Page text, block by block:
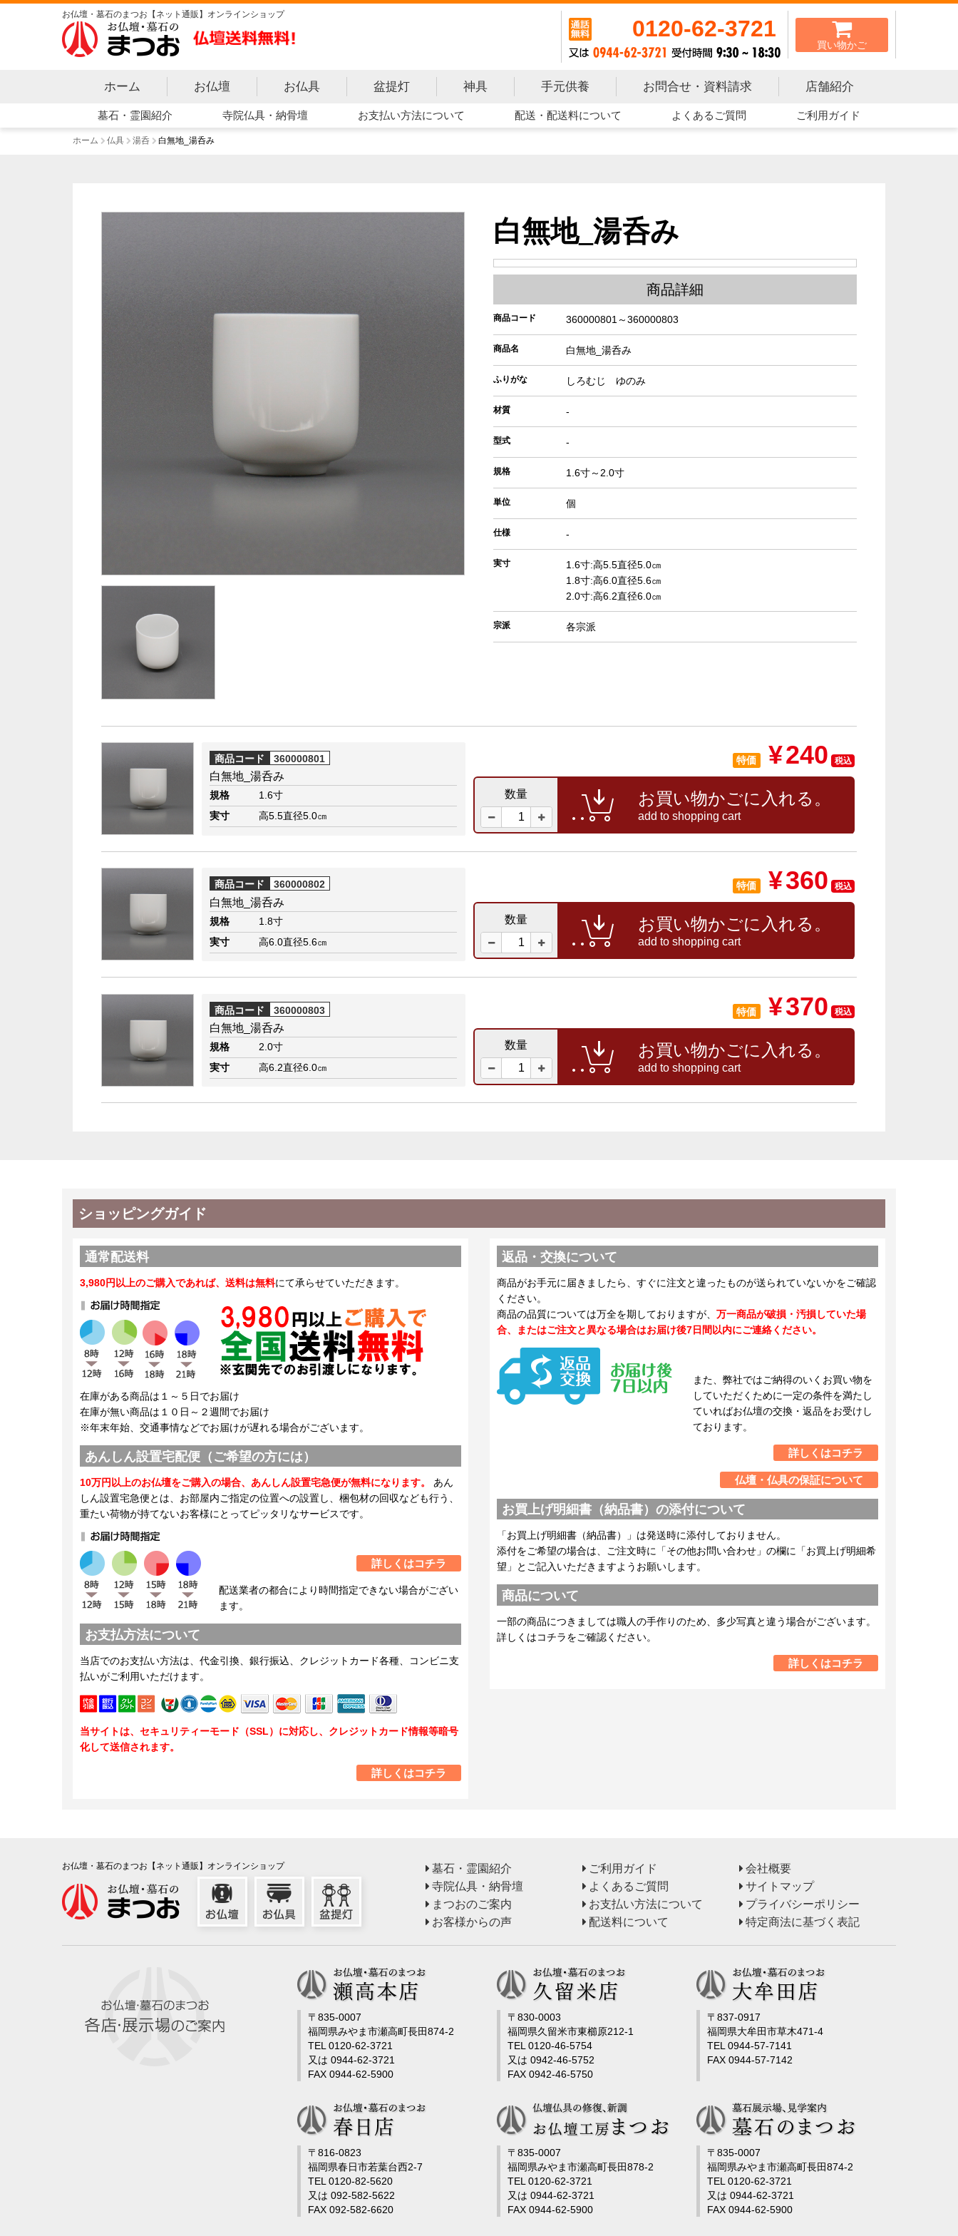
お仏壇・墓石のまつお【ネット通販】オンラインショップ
0120-62-3721
買い物かご
ホーム お仏壇 お仏具 盆提灯 神具 手元供養 お問合せ・資料請求 店舗紹介
墓石・霊園紹介 寺院仏具・納骨壇 お支払い方法について 配送・配送料について よくあるご質問 ご利用ガイド
ホーム 仏具 湯呑 白無地_湯呑み
白無地_湯呑み
商品詳細
商品コード 360000801～360000803
商品名 白無地_湯呑み
ふりがな しろむじ ゆのみ
材質 -
型式 -
規格 1.6寸～2.0寸
単位 個
仕様 -
実寸
1.6寸:高5.5直径5.0㎝
1.8寸:高6.0直径5.6㎝
2.0寸:高6.2直径6.0㎝
宗派 各宗派
商品コード 360000801
白無地_湯呑み
規格
1.6寸
実寸
高5.5直径5.0㎝
特価 ¥240 税込
数量 お買い物かごに入れる。
add to shopping cart
商品コード 360000802
白無地_湯呑み
規格
1.8寸
実寸
高6.0直径5.6㎝
特価 ¥360 税込
数量 お買い物かごに入れる。
add to shopping cart
商品コード 360000803
白無地_湯呑み
規格
2.0寸
実寸
高6.2直径6.0㎝
特価 ¥370 税込
数量 お買い物かごに入れる。
add to shopping cart
ショッピングガイド
通常配送料
3,980円以上のご購入であれば、送料は無料にて承らせていただきます。
在庫がある商品は１～５日でお届け
在庫が無い商品は１０日～２週間でお届け
※年末年始、交通事情などでお届けが遅れる場合がございます。
あんしん設置宅配便（ご希望の方には）
10万円以上のお仏壇をご購入の場合、あんしん設置宅急便が無料になります。
あん
しん設置宅急便とは、お部屋内ご指定の位置への設置し、梱包材の回収なども行う、
重たい荷物が持てないお客様にとってピッタリなサービスです。
詳しくはコチラ
配送業者の都合により時間指定できない場合がござい
ます。
お支払方法について
当店でのお支払い方法は、代金引換、銀行振込、クレジットカード各種、コンビニ支
払いがご利用いただけます。
当サイトは、セキュリティーモード（SSL）に対応し、クレジットカード情報等暗号
化して送信されます。
詳しくはコチラ
返品・交換について
商品がお手元に届きましたら、すぐに注文と違ったものが送られていないかをご確認
ください。
商品の品質については万全を期しておりますが、 万一商品が破損・汚損していた場
合、またはご注文と異なる場合はお届け後7日間以内にご連絡ください。
また、弊社ではご納得のいくお買い物を
していただくために一定の条件を満たし
ていればお仏壇の交換・返品をお受けし
ております。
詳しくはコチラ
仏壇・仏具の保証について
お買上げ明細書（納品書）の添付について
「お買上げ明細書（納品書）」は発送時に添付しておりません。
添付をご希望の場合は、ご注文時に「その他お問い合わせ」の欄に「お買上げ明細希
望」とご記入いただきますようお願いします。
商品について
一部の商品につきましては職人の手作りのため、多少写真と違う場合がございます。
詳しくはコチラをご確認ください。
詳しくはコチラ
お仏壇・墓石のまつお【ネット通販】オンラインショップ
墓石・霊園紹介
寺院仏具・納骨壇
まつおのご案内
お客様からの声
ご利用ガイド
よくあるご質問
お支払い方法について
配送料について
会社概要
サイトマップ
プライバシーポリシー
特定商法に基づく表記
〒835-0007
福岡県みやま市瀬高町長田874-2
TEL 0120-62-3721
又は 0944-62-3721
FAX 0944-62-5900
〒830-0003
福岡県久留米市東櫛原212-1
TEL 0120-46-5754
又は 0942-46-5752
FAX 0942-46-5750
〒837-0917
福岡県大牟田市草木471-4
TEL 0944-57-7141
FAX 0944-57-7142
〒816-0823
福岡県春日市若葉台西2-7
TEL 0120-82-5620
又は 092-582-5622
FAX 092-582-6620
〒835-0007
福岡県みやま市瀬高町長田878-2
TEL 0120-62-3721
又は 0944-62-3721
FAX 0944-62-5900
〒835-0007
福岡県みやま市瀬高町長田874-2
TEL 0120-62-3721
又は 0944-62-3721
FAX 0944-62-5900